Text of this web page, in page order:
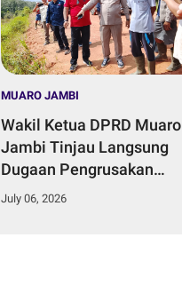
MUARO JAMBI
Wakil Ketua DPRD Muaro
Jambi Tinjau Langsung
Dugaan Pengrusakan
Aliran Sungai di Desa
July 06, 2026